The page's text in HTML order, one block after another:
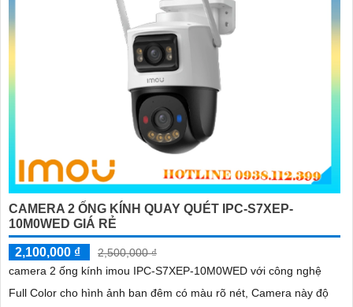
CAMERA 2 ỐNG KÍNH QUAY QUÉT IPC-S7XEP-
10M0WED GIÁ RẺ
2,100,000 ₫
2,500,000 ₫
camera 2 ống kính imou IPC-S7XEP-10M0WED với công nghệ
Full Color cho hình ảnh ban đêm có màu rõ nét, Camera này độ